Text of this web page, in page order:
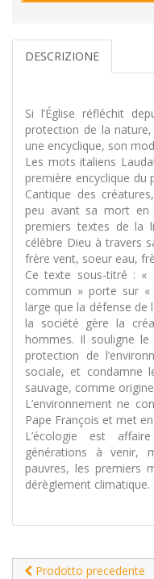
DESCRIZIONE
Si l’Église réfléchit
protection de la
une encyclique, son
Les mots italiens
première encyclique du
Cantique des
peu avant sa mort en
premiers textes de la
célèbre Dieu à travers
frère vent, soeur eau,
Ce texte sous-titré : «
commun » porte sur «
large que la défense
la société gère la
hommes. Il souligne
protection de
sociale, et condamne
sauvage, comme
L’environnement ne
Pape François et met
L’écologie est
générations à venir,
pauvres, les premiers
dérèglement climatique.
Prodotto precedente